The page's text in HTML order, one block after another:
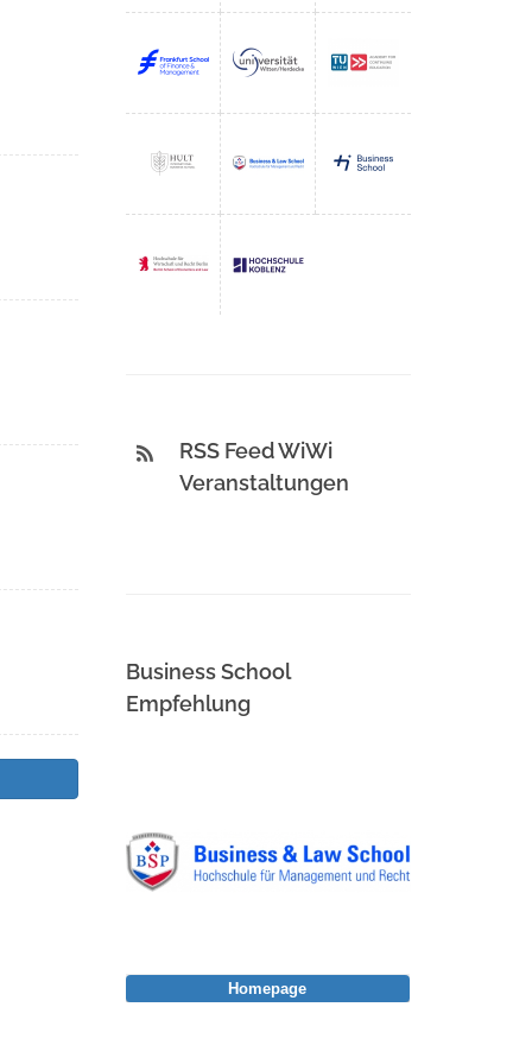
RSS Feed WiWi
Veranstaltungen
Business School
Empfehlung
Homepage